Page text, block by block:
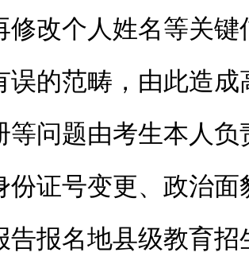
修改个人姓名等关
误的范畴，由此造
等问题由考生本人
份证号变更、政治
告报名地县级教育招